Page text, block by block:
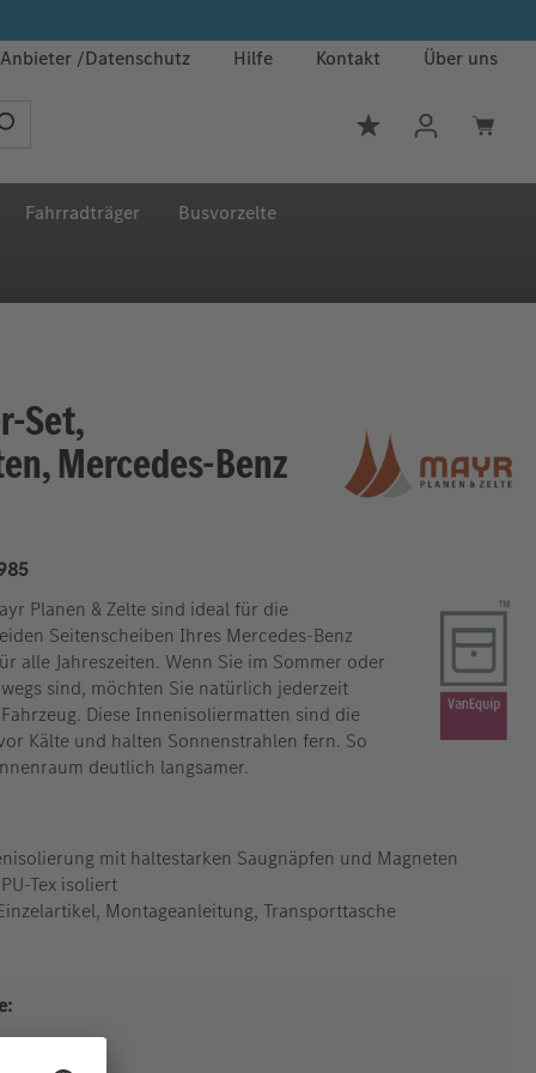
Anbieter Datenschutz Hilfe Kontakt Über uns
Du hast 0
Fahrradträger Busvorzelte
Set,
Mercedes-Benz
Planen & Zelte sind ideal für die
Seitenscheiben Ihres Mercedes-Benz
alle Jahreszeiten. Wenn Sie im Sommer oder
sind, möchten Sie natürlich jederzeit
Diese Innenisoliermatten sind die
Kälte und halten Sonnenstrahlen fern. So
deutlich langsamer.
mit haltestarken Saugnäpfen und Magneten
Tex isoliert
Montageanleitung, Transporttasche